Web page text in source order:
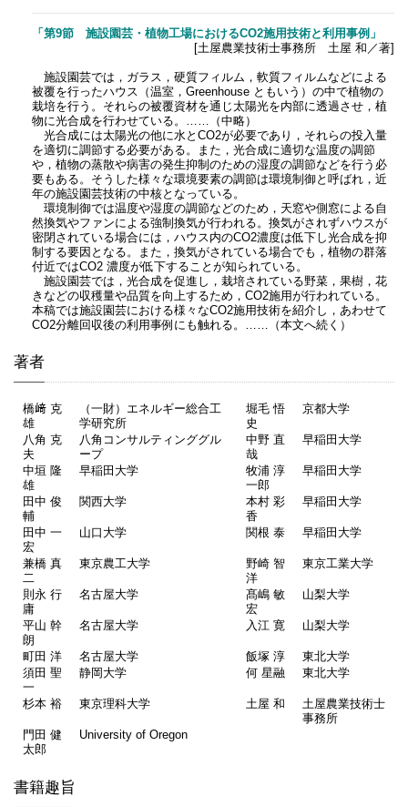
「第9節 施設園芸・植物工場におけるCO2施用技術と利用事例」
[土屋農業技術士事務所 土屋 和／著]
施設園芸では，ガラス，硬質フィルム，軟質フィルムなどによる
被覆を行ったハウス（温室，Greenhouse ともいう）の中で植物の
栽培を行う。それらの被覆資材を通じ太陽光を内部に透過させ，植
物に光合成を行わせている。……（中略）
光合成には太陽光の他に水とCO2が必要であり，それらの投入量
を適切に調節する必要がある。また，光合成に適切な温度の調節
や，植物の蒸散や病害の発生抑制のための湿度の調節などを行う必
要もある。そうした様々な環境要素の調節は環境制御と呼ばれ，近
年の施設園芸技術の中核となっている。
環境制御では温度や湿度の調節などのため，天窓や側窓による自
然換気やファンによる強制換気が行われる。換気がされずハウスが
密閉されている場合には，ハウス内のCO2濃度は低下し光合成を抑
制する要因となる。また，換気がされている場合でも，植物の群落
付近ではCO2 濃度が低下することが知られている。
施設園芸では，光合成を促進し，栽培されている野菜，果樹，花
きなどの収穫量や品質を向上するため，CO2施用が行われている。
本稿では施設園芸における様々なCO2施用技術を紹介し，あわせて
CO2分離回収後の利用事例にも触れる。……（本文へ続く）
著者
橋﨑 克
雄
（一財）エネルギー総合工
学研究所
堀毛 悟
史
京都大学
八角 克
夫
八角コンサルティンググル
ープ
中野 直
哉
早稲田大学
中垣 隆
雄
早稲田大学
牧浦 淳
一郎
早稲田大学
田中 俊
輔
関西大学
本村 彩
香
早稲田大学
田中 一
宏
山口大学 関根 泰 早稲田大学
兼橋 真
二
東京農工大学
野崎 智
洋
東京工業大学
則永 行
庸
名古屋大学
髙嶋 敏
宏
山梨大学
平山 幹
朗
名古屋大学 入江 寛 山梨大学
町田 洋 名古屋大学 飯塚 淳
東北大学
須田 聖
一
静岡大学 何 星融 東北大学
杉本 裕 東京理科大学 土屋 和
土屋農業技術士
事務所
門田 健
太郎
University of Oregon
書籍趣旨